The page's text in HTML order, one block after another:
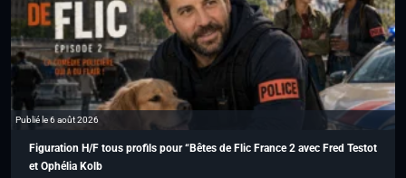
Publié le 6 août 2026
Figuration H/F tous profils pour “Bêtes de Flic France 2 avec Fred Testot
et Ophélia Kolb